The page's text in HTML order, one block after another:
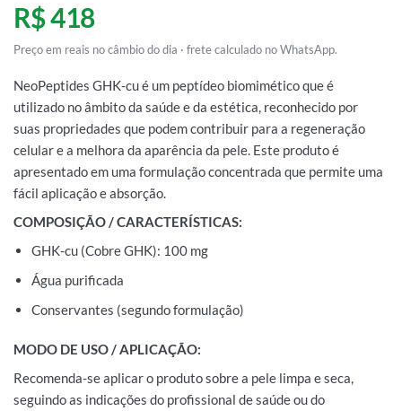
R$ 418
Preço em reais no câmbio do dia · frete calculado no WhatsApp.
NeoPeptides GHK-cu é um peptídeo biomimético que é
utilizado no âmbito da saúde e da estética, reconhecido por
suas propriedades que podem contribuir para a regeneração
celular e a melhora da aparência da pele. Este produto é
apresentado em uma formulação concentrada que permite uma
fácil aplicação e absorção.
COMPOSIÇÃO / CARACTERÍSTICAS:
GHK-cu (Cobre GHK): 100 mg
Água purificada
Conservantes (segundo formulação)
MODO DE USO / APLICAÇÃO:
Recomenda-se aplicar o produto sobre a pele limpa e seca,
seguindo as indicações do profissional de saúde ou do